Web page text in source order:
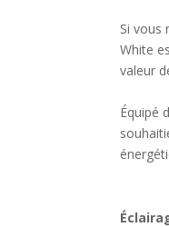
Si vous
White
valeur
Équipé